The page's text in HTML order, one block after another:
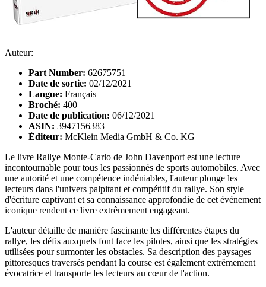
Auteur:
Part Number: 62675751
Date de sortie: 02/12/2021
Langue: Français
Broché: 400
Date de publication: 06/12/2021
ASIN: 3947156383
Éditeur: McKlein Media GmbH & Co. KG
Le livre Rallye Monte-Carlo de John Davenport est une lecture
incontournable pour tous les passionnés de sports automobiles. Avec
une autorité et une compétence indéniables, l'auteur plonge les
lecteurs dans l'univers palpitant et compétitif du rallye. Son style
d'écriture captivant et sa connaissance approfondie de cet événement
iconique rendent ce livre extrêmement engageant.
L'auteur détaille de manière fascinante les différentes étapes du
rallye, les défis auxquels font face les pilotes, ainsi que les stratégies
utilisées pour surmonter les obstacles. Sa description des paysages
pittoresques traversés pendant la course est également extrêmement
évocatrice et transporte les lecteurs au cœur de l'action.